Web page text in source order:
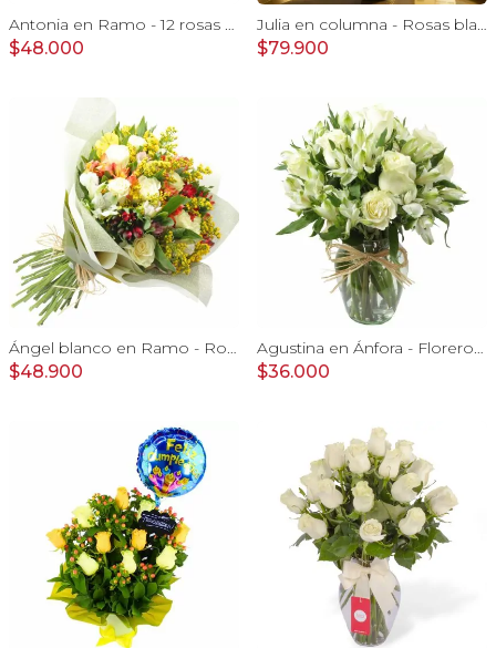
Antonia en Ramo - 12 rosas ecuatorianas blanco e hypericum
$48.000
Julia en columna - Rosas blancas, minirosas rosadas
$79.900
Ángel blanco en Ramo - Rosas blancas y Astromelias
$48.900
Agustina en Ánfora - Florero con 9 rosas blanco y astromelia
$36.000